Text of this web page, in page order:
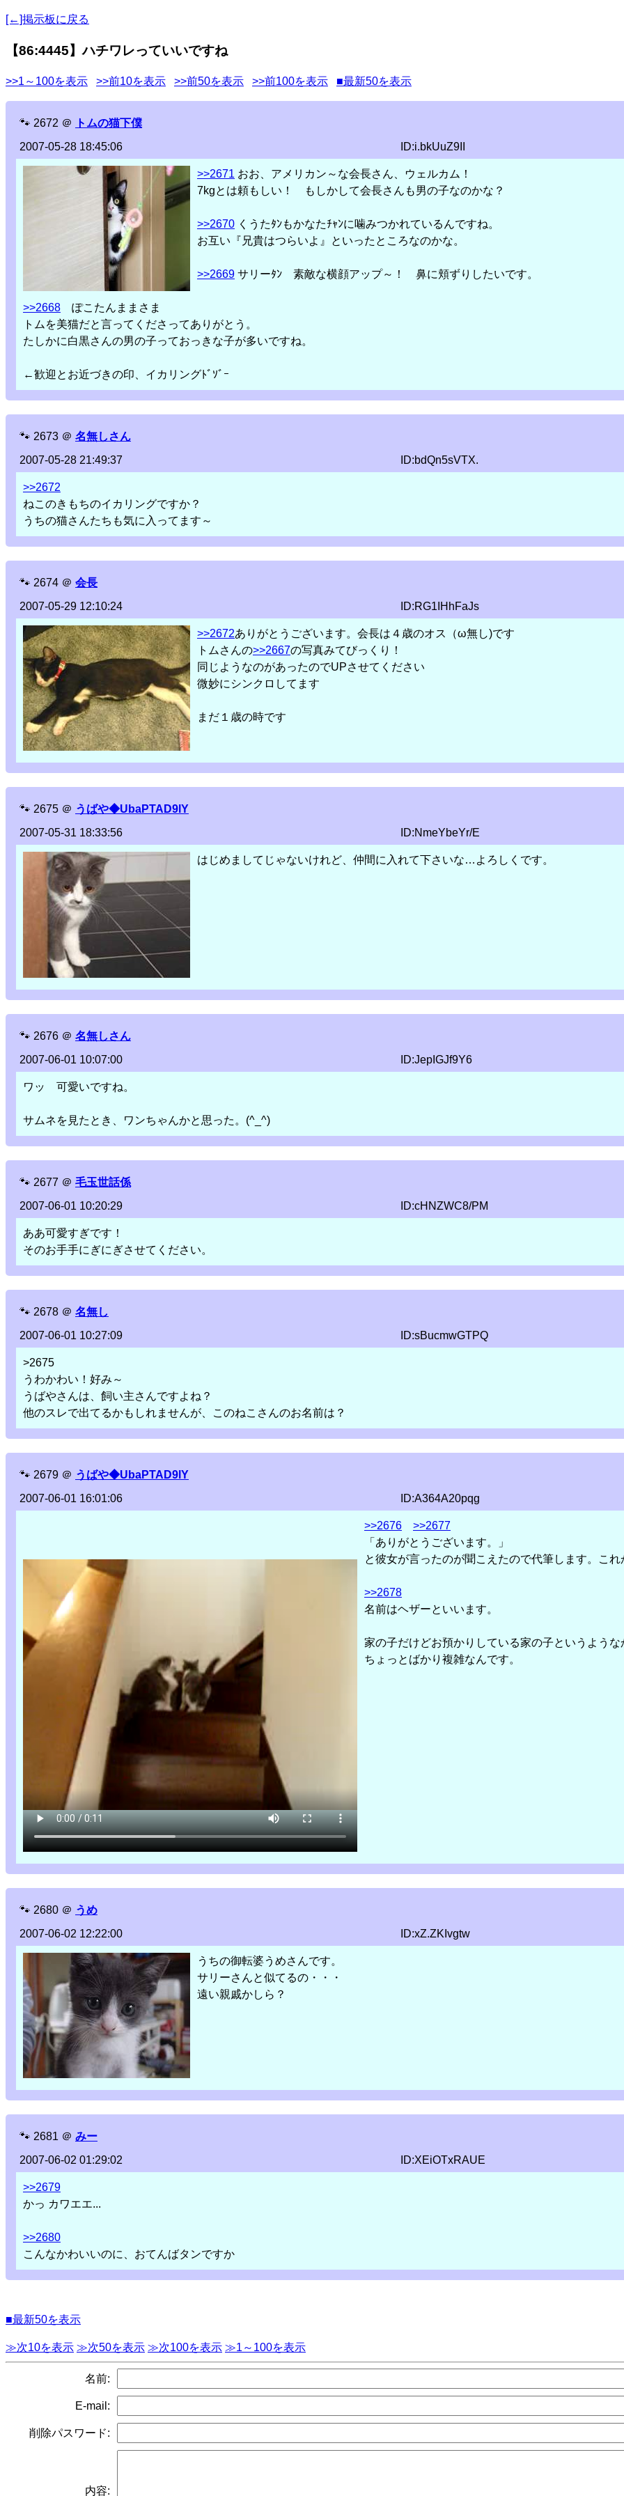
[←]掲示板に戻る
【86:4445】ハチワレっていいですね
>>1～100を表示 >>前10を表示 >>前50を表示 >>前100を表示 ■最新50を表示
🐾 2672 ＠
トムの猫下僕
2007-05-28 18:45:06
ID:i.bkUuZ9II
>>2671 おお、アメリカン～な会長さん、ウェルカム！
7kgとは頼もしい！ もしかして会長さんも男の子なのかな？
>>2670 くうたﾀﾝもかなたﾁｬﾝに噛みつかれているんですね。
お互い『兄貴はつらいよ』といったところなのかな。
>>2669 サリーﾀﾝ 素敵な横顔アップ～！ 鼻に頬ずりしたいです。
>>2668 ぽこたんままさま
トムを美猫だと言ってくださってありがとう。
たしかに白黒さんの男の子っておっきな子が多いですね。
←歓迎とお近づきの印、イカリングﾄﾞｿﾞｰ
🐾 2673 ＠ 名無しさん
2007-05-28 21:49:37
ID:bdQn5sVTX.
>>2672
ねこのきもちのイカリングですか？
うちの猫さんたちも気に入ってます～
🐾 2674 ＠ 会長
2007-05-29 12:10:24
ID:RG1IHhFaJs
>>2672ありがとうございます。会長は４歳のオス（ω無し)です
トムさんの>>2667の写真みてびっくり！
同じようなのがあったのでUPさせてください
微妙にシンクロしてます
まだ１歳の時です
🐾 2675 ＠ うばや◆UbaPTAD9lY
2007-05-31 18:33:56
ID:NmeYbeYr/E
はじめましてじゃないけれど、仲間に入れて下さいな…よろしくです。
🐾 2676 ＠ 名無しさん
2007-06-01 10:07:00
ID:JepIGJf9Y6
ワッ 可愛いですね。
サムネを見たとき、ワンちゃんかと思った。(^_^)
🐾 2677 ＠ 毛玉世話係
2007-06-01 10:20:29
ID:cHNZWC8/PM
ああ可愛すぎです！
そのお手手にぎにぎさせてください。
🐾 2678 ＠ 名無し
2007-06-01 10:27:09
ID:sBucmwGTPQ
>2675
うわかわい！好み～
うばやさんは、飼い主さんですよね？
他のスレで出てるかもしれませんが、このねこさんのお名前は？
🐾 2679 ＠ うばや◆UbaPTAD9lY
2007-06-01 16:01:06
ID:A364A20pqg
>>2676
>>2677
「ありがとうございます。」
と彼女が言ったのが聞こえたので代筆します。これ
>>2678
名前はヘザーといいます。
家の子だけどお預かりしている家の子というような
ちょっとばかり複雑なんです。
🐾 2680 ＠ うめ
2007-06-02 12:22:00
ID:xZ.ZKIvgtw
うちの御転婆うめさんです。
サリーさんと似てるの・・・
遠い親戚かしら？
🐾 2681 ＠ みー
2007-06-02 01:29:02
ID:XEiOTxRAUE
>>2679
かっ カワエエ...
>>2680
こんなかわいいのに、おてんばタンですか
■最新50を表示
≫次10を表示 ≫次50を表示 ≫次100を表示 ≫1～100を表示
名前:
E-mail:
削除パスワード:
内容: